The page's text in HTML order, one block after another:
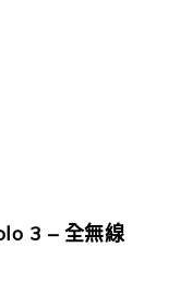
3 – 全無線